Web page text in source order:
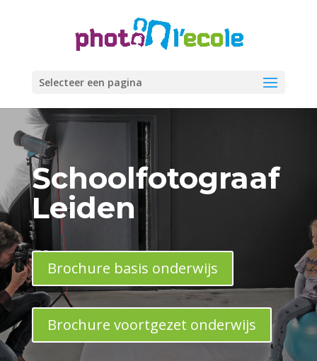
Selecteer een pagina
Schoolfotograaf
Leiden
Brochure basis onderwijs
Brochure voortgezet onderwijs